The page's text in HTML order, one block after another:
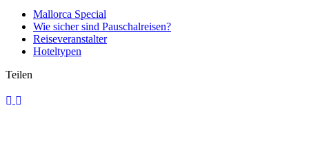
Mallorca Special
Wie sicher sind Pauschalreisen?
Reiseveranstalter
Hoteltypen
Teilen